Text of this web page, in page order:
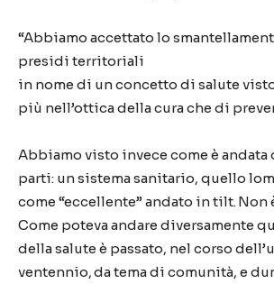
“Abbiamo accettato lo
presidi territoriali
in nome di un concetto di salute
più nell’ottica della cura che di
Abbiamo visto invece come è andata
parti: un sistema sanitario, quello
come “eccellente” andato in tilt. Non
Come poteva andare diversamente
della salute è passato, nel corso
ventennio, da tema di comunità, e